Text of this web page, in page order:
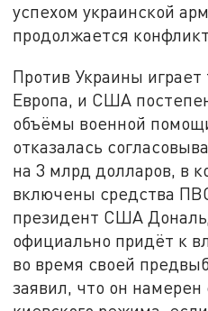
успехом украинской
продолжается
Против Украины
Европа, и США
объёмы военной
отказалась
на 3 млрд долларов, в
включены средства
президент США
официально придёт к
во время своей
заявил, что он